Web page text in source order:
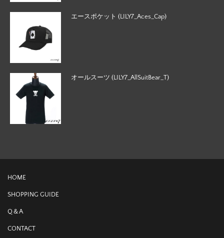
エースポケット (LILY7_Aces_Cap)
オールスーツ (LILY7_AllSuitBear_T)
HOME
SHOPPING GUIDE
Q＆A
CONTACT